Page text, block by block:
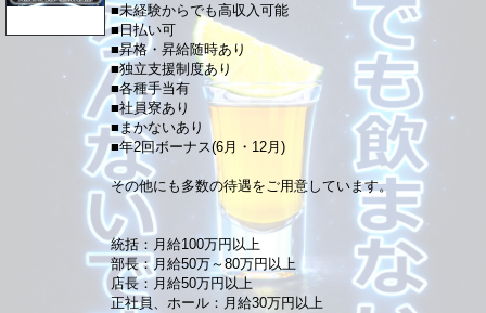
■未経験からでも高収入可能
■日払い可
■昇格・昇給随時あり
■独立支援制度あり
■各種手当有
■社員寮あり
■まかないあり
■年2回ボーナス(6月・12月)
その他にも多数の待遇をご用意しています。
統括：月給100万円以上
部長：月給50万～80万円以上
店長：月給50万円以上
正社員、ホール：月給30万円以上